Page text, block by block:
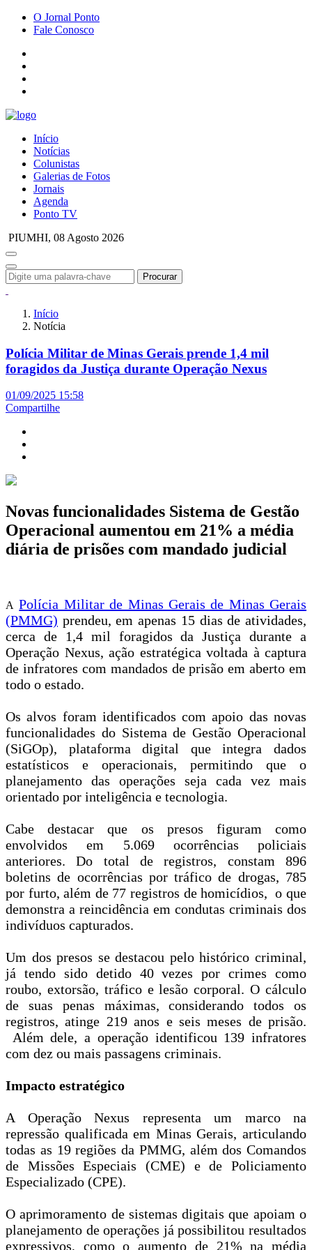
O Jornal Ponto
Fale Conosco
Início
Notícias
Colunistas
Galerias de Fotos
Jornais
Agenda
Ponto TV
PIUMHI, 08 Agosto 2026
Procurar
Início
Notícia
Polícia Militar de Minas Gerais prende 1,4 mil
foragidos da Justiça durante Operação Nexus
01/09/2025 15:58
Compartilhe
Novas funcionalidades Sistema de Gestão
Operacional aumentou em 21% a média
diária de prisões com mandado judicial
A Polícia Militar de Minas Gerais de Minas Gerais
(PMMG) prendeu, em apenas 15 dias de atividades,
cerca de 1,4 mil foragidos da Justiça durante a
Operação Nexus, ação estratégica voltada à captura
de infratores com mandados de prisão em aberto em
todo o estado.
Os alvos foram identificados com apoio das novas
funcionalidades do Sistema de Gestão Operacional
(SiGOp), plataforma digital que integra dados
estatísticos e operacionais, permitindo que o
planejamento das operações seja cada vez mais
orientado por inteligência e tecnologia.
Cabe destacar que os presos figuram como
envolvidos em 5.069 ocorrências policiais
anteriores. Do total de registros, constam 896
boletins de ocorrências por tráfico de drogas, 785
por furto, além de 77 registros de homicídios, o que
demonstra a reincidência em condutas criminais dos
indivíduos capturados.
Um dos presos se destacou pelo histórico criminal,
já tendo sido detido 40 vezes por crimes como
roubo, extorsão, tráfico e lesão corporal. O cálculo
de suas penas máximas, considerando todos os
registros, atinge 219 anos e seis meses de prisão.
Além dele, a operação identificou 139 infratores
com dez ou mais passagens criminais.
Impacto estratégico
A Operação Nexus representa um marco na
repressão qualificada em Minas Gerais, articulando
todas as 19 regiões da PMMG, além dos Comandos
de Missões Especiais (CME) e de Policiamento
Especializado (CPE).
O aprimoramento de sistemas digitais que apoiam o
planejamento de operações já possibilitou resultados
expressivos, como o aumento de 21% na média